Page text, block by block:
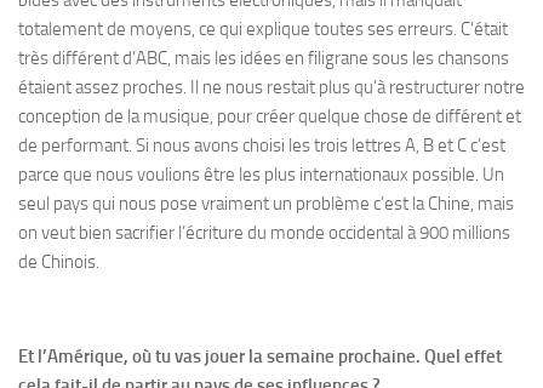
totalement de moyens, ce qui explique toutes ses erreurs. C’était
très différent d’ABC, mais les idées en filigrane sous les chansons
étaient assez proches. Il ne nous restait plus qu’à restructurer notre
conception de la musique, pour créer quelque chose de différent et
de performant. Si nous avons choisi les trois lettres A, B et C c’est
parce que nous voulions être les plus internationaux possible. Un
seul pays qui nous pose vraiment un problème c’est la Chine, mais
on veut bien sacrifier l’écriture du monde occidental à 900 millions
de Chinois.
Et l’Amérique, où tu vas jouer la semaine prochaine. Quel effet